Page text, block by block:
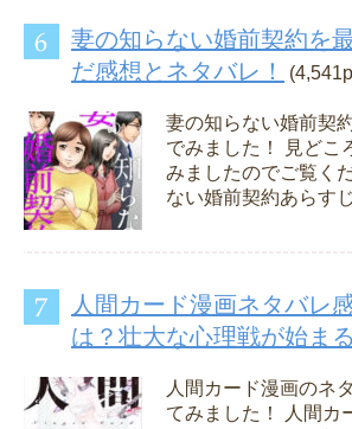
妻の知らない婚前契約を
だ感想とネタバレ！
妻の知らない婚前契
でみました！ 見どこ
みましたのでご覧く
ない婚前契約あらす
人間カード漫画ネタバレ
は？壮大な心理戦が始まる
人間カード漫画のネ
てみました！ 人間カ